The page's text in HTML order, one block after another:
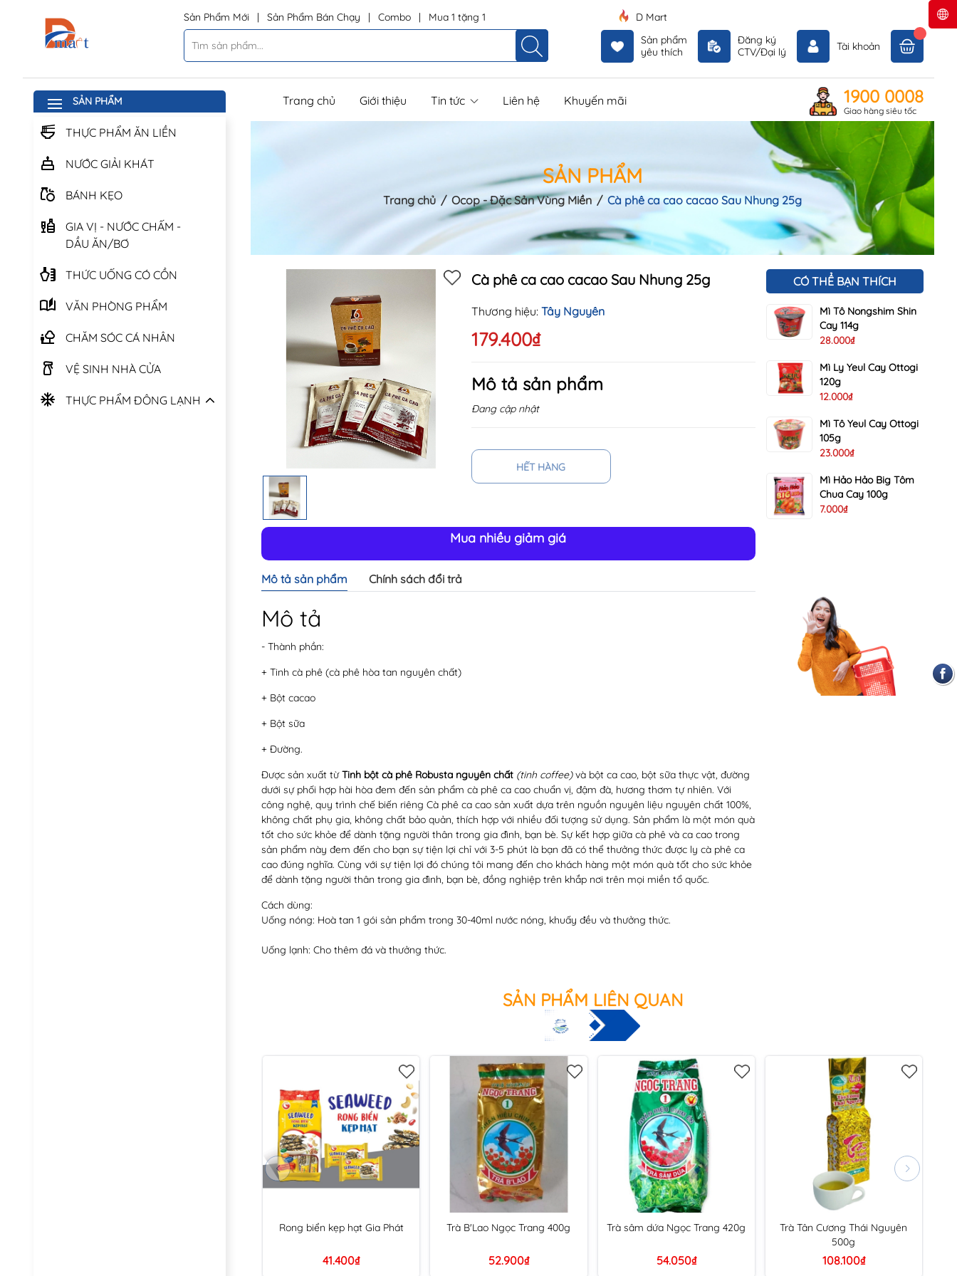
Sản Phẩm Mới | Sản Phẩm Bán Chạy | Combo | Mua 1 tặng 1
D Mart
Sản phẩm
yêu thích
Đăng ký
CTV/Đại lý
Tài khoản
SẢN PHẨM
THỰC PHẨM ĂN LIỀN
NƯỚC GIẢI KHÁT
BÁNH KẸO
GIA VỊ - NƯỚC CHẤM -
DẦU ĂN/BƠ
THỨC UỐNG CÓ CỒN
VĂN PHÒNG PHẨM
CHĂM SÓC CÁ NHÂN
VỆ SINH NHÀ CỬA
THỰC PHẨM ĐÔNG LẠNH
Trang chủ Giới thiệu Tin tức Liên hệ Khuyến mãi 1900 0008
Giao hàng siêu tốc
SẢN PHẨM
Trang chủ / Ocop - Đặc Sản Vùng Miền / Cà phê ca cao cacao Sau Nhung 25g
Cà phê ca cao cacao Sau Nhung 25g
Thương hiệu: Tây Nguyên
179.400₫
Mô tả sản phẩm
Đang cập nhật
HẾT HÀNG
Mua nhiều giảm giá
Điều kiện:
Mô tả sản phẩm Chính sách đổi trả
Mô tả
- Thành phần:
+ Tinh cà phê (cà phê hòa tan nguyên chất)
+ Bột cacao
+ Bột sữa
+ Đường.
Được sản xuất từTinh bột cà phê Robusta nguyên chất (tinh coffee)và bột ca cao, bột sữa thực vật, đường
dưới sự phối hợp hài hòa đem đến sản phẩm cà phê ca cao chuẩn vị, đậm đà, hương thơm tự nhiên. Với
công nghệ, quy trình chế biến riêng Cà phê ca cao sản xuất dựa trên nguồn nguyên liệu nguyên chất 100%,
không chất phụ gia, không chất bảo quản, thích hợp với nhiều đối tượng sử dụng. Sản phẩm là một món quà
tốt cho sức khỏe để dành tặng người thân trong gia đình, bạn bè. Sự kết hợp giữa cà phê và ca cao trong
sản phẩm này đem đến cho bạn sự tiện lợi chỉ với 3-5 phút là bạn đã có thể thưởng thức được ly cà phê ca
cao đúng nghĩa. Cùng với sự tiện lợi đó chúng tôi mang đến cho khách hàng một món quà tốt cho sức khỏe
để dành tặng người thân trong gia đình, bạn bè, đồng nghiệp trên khắp nơi trên mọi miền tổ quốc.
Cách dùng:
Uống nóng: Hoà tan 1 gói sản phẩm trong 30-40ml nước nóng, khuấy đều và thưởng thức.
Uống lạnh: Cho thêm đá và thưởng thức.
CÓ THỂ BẠN THÍCH
Mì Tô Nongshim Shin
Cay 114g
28.000₫
Mì Ly Yeul Cay Ottogi
120g
12.000₫
Mì Tô Yeul Cay Ottogi
105g
23.000₫
Mì Hảo Hảo Big Tôm
Chua Cay 100g
7.000₫
SẢN PHẨM LIÊN QUAN
Rong biển kẹp hạt Gia Phát
41.400₫
Trà B'Lao Ngọc Trang 400g
52.900₫
Trà sâm dứa Ngọc Trang 420g
54.050₫
Trà Tân Cương Thái Nguyên
500g
108.100₫